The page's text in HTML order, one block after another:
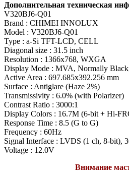
Дополнительная техническая
V320BJ6-Q01
Brand : CHIMEI INNOLUX
Model : V320BJ6-Q01
Type : a-Si TFT-LCD, CELL
Diagonal size : 31.5 inch
Resolution : 1366x768, WXGA
Display Mode : MVA, Normally
Active Area : 697.685x392.256 mm
Surface : Antiglare (Haze 2%)
Transmissivity : 6.0% (with Polarizer)
Contrast Ratio : 3000:1
Display Colors : 16.7M (6-bit + Hi-
Response Time : 8.5 (G to G)
Frequency : 60Hz
Signal Interface : LVDS (1 ch, 8-bit),
Voltage : 12.0V
Внимание